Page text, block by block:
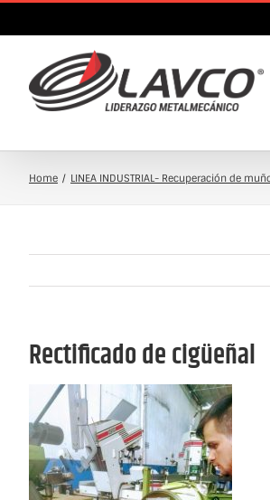
Skip
Home LINEA INDUSTRIAL- Recuperación de
Rectificado de cigüeñal